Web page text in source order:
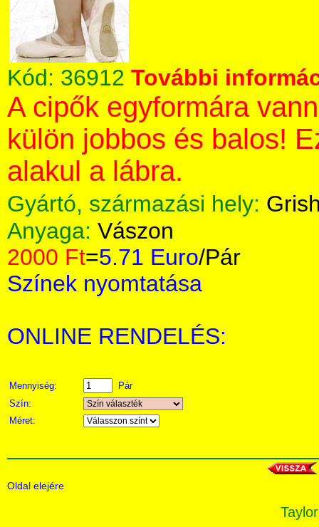
Kód: 36912 További
A cipők egyformára
külön jobbos és balos!
alakul a lábra.
Gyártó, származási hely:
Anyaga: Vászon
2000 Ft=5.71 Euro/Pár
Színek nyomtatása
ONLINE RENDELÉS:
Mennyiség:
Pár
Szín:
Méret:
Oldal elejére